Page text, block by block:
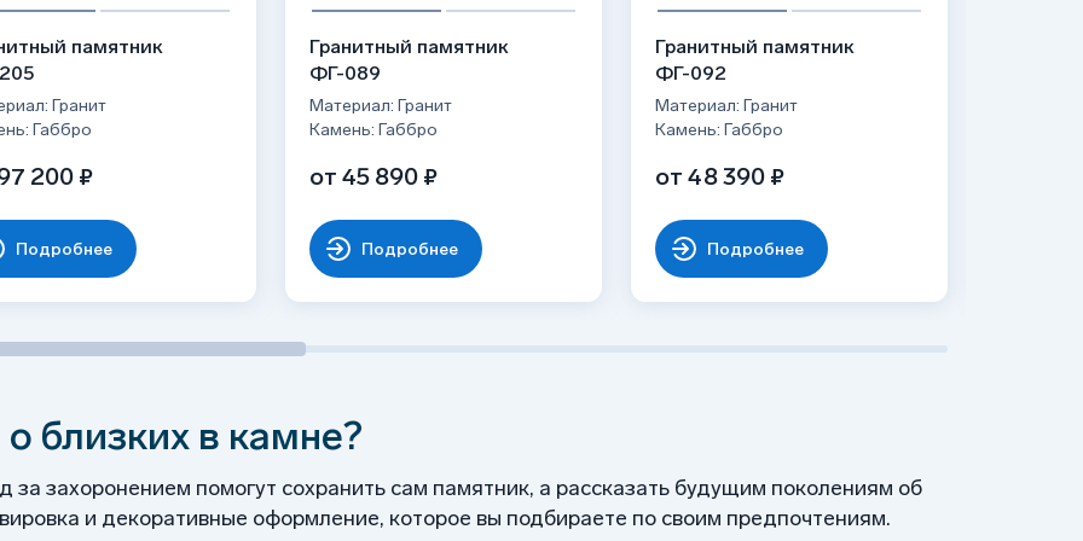
блеска;
с надгробными плитами и т.д.
и цементом, фиксация швеллерами;
— 3-7 дней.
памятник
Гранит
Габбро
200 ₽
Подробнее
Гранитный памятник
ФГ-089
Материал: Гранит
Камень: Габбро
от 45 890 ₽
Подробнее
Гранитный памятник
ФГ-092
Материал: Гранит
Камень: Габбро
от 48 390 ₽
Подробнее
близких в камне?
за захоронением помогут сохранить сам памятник, а рассказать будущим поколениям об
и декоративные оформление, которое вы подбираете по своим предпочтениям.